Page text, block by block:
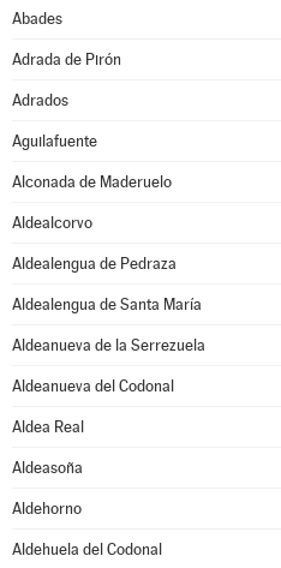
Abades
Adrada de Pirón
Adrados
Aguilafuente
Alconada de Maderuelo
Aldealcorvo
Aldealengua de Pedraza
Aldealengua de Santa María
Aldeanueva de la Serrezuela
Aldeanueva del Codonal
Aldea Real
Aldeasoña
Aldehorno
Aldehuela del Codonal